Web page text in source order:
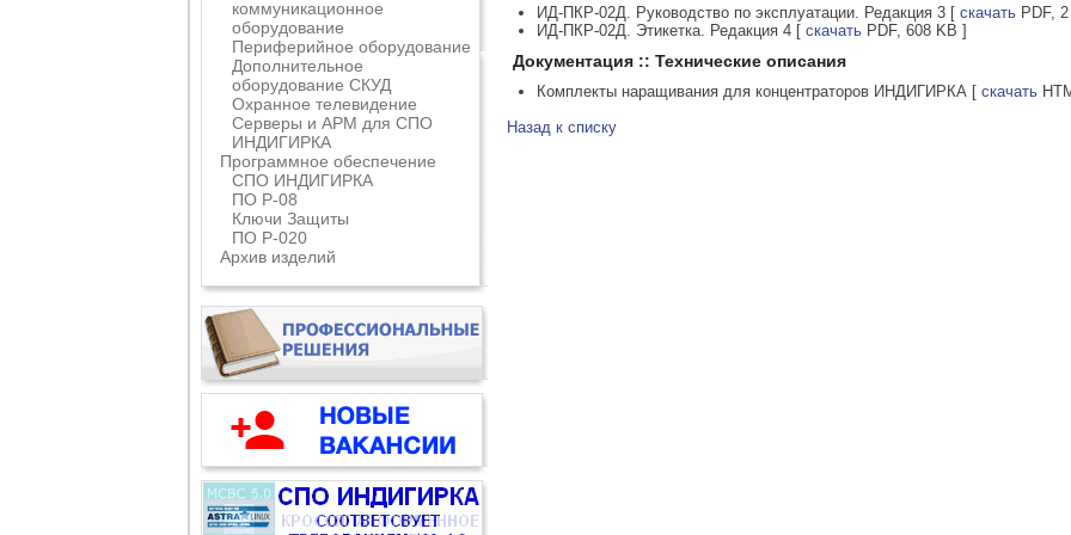
коммуникационное
оборудование
Периферийное оборудование
Дополнительное
оборудование СКУД
Охранное телевидение
Серверы и АРМ для СПО
ИНДИГИРКА
Программное обеспечение
СПО ИНДИГИРКА
ПО Р-08
Ключи Защиты
ПО Р-020
Архив изделий
ИД-ПКР-02Д. Руководство по эксплуатации. Редакция 3 [ скачать PDF,
ИД-ПКР-02Д. Этикетка. Редакция 4 [ скачать PDF, 608 KB ]
Документация :: Технические описания
Комплекты наращивания для концентраторов ИНДИГИРКА [ скачать
Назад к списку